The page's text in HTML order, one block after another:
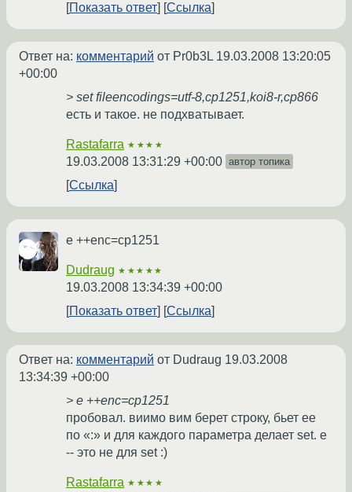
Показать ответ
Ссылка
Ответ на: комментарий от Pr0b3L 19.03.2008 13:20:05
+00:00
> set fileencodings=utf-8,cp1251,koi8-r,cp866
есть и такое. не подхватывает.
Rastafarra ★★★★
19.03.2008 13:31:29 +00:00 автор топика
Ссылка
e ++enc=cp1251
Dudraug ★★★★★
19.03.2008 13:34:39 +00:00
Показать ответ
Ссылка
Ответ на: комментарий от Dudraug 19.03.2008
13:34:39 +00:00
> e ++enc=cp1251
пробовал. виимо вим берет строку, бьет ее
по «:» и для каждого параметра делает set. e
-- это не для set :)
Rastafarra ★★★★